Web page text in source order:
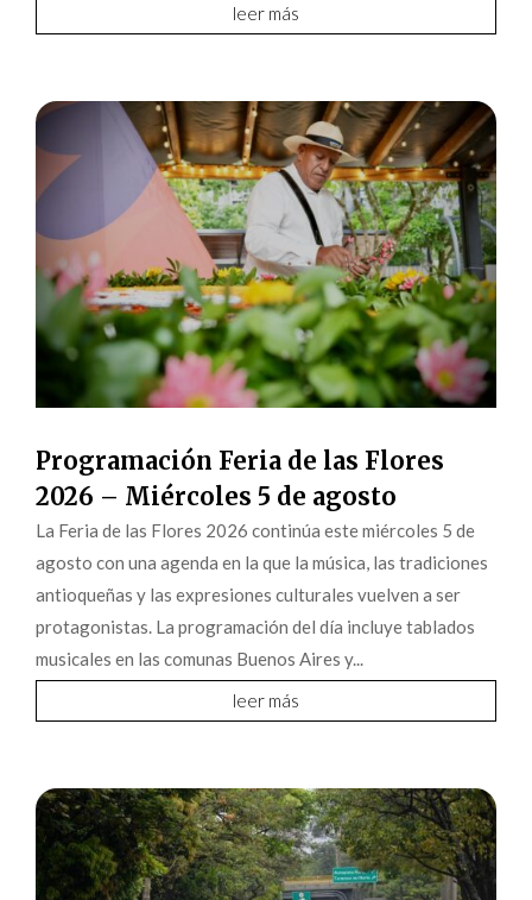
leer más
Programación Feria de las Flores
2026 – Miércoles 5 de agosto
La Feria de las Flores 2026 continúa este miércoles 5 de
agosto con una agenda en la que la música, las tradiciones
antioqueñas y las expresiones culturales vuelven a ser
protagonistas. La programación del día incluye tablados
musicales en las comunas Buenos Aires y...
leer más